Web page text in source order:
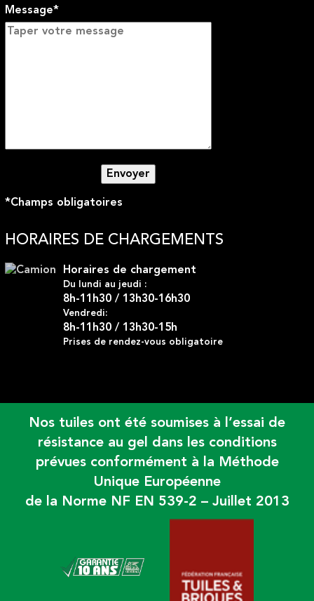
Message*
*Champs obligatoires
HORAIRES DE CHARGEMENTS
Horaires de chargement
Du lundi au jeudi :
8h-11h30 / 13h30-16h30
Vendredi:
8h-11h30 / 13h30-15h
Prises de rendez-vous obligatoire
Nos tuiles ont été soumises à l’essai de
résistance au gel dans les conditions
prévues conformément à la Méthode
Unique Européenne
de la Norme NF EN 539-2 – Juillet 2013